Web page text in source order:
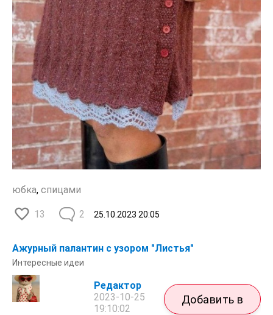
юбка, спицами
13 25.10.2023 20:05
2
Ажурный палантин с узором "Листья"
Интересные идеи
Редактор
2023-10-25
19:10:02
Добавить в